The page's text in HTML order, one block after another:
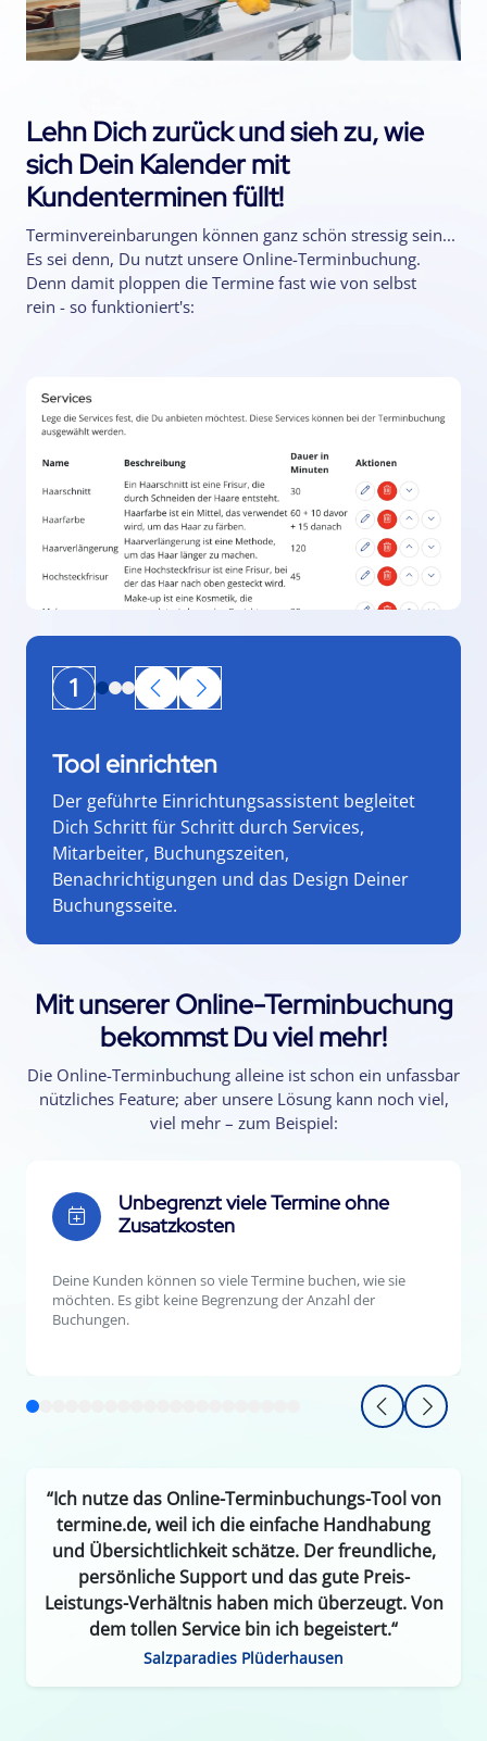
Lehn Dich zurück und sieh zu, wie
sich Dein Kalender mit
Kundenterminen füllt!
Terminvereinbarungen können ganz schön stressig sein...
Es sei denn, Du nutzt unsere Online-Terminbuchung.
Denn damit ploppen die Termine fast wie von selbst
rein - so funktioniert's:
1
Tool einrichten
Der geführte Einrichtungsassistent begleitet
Dich Schritt für Schritt durch Services,
Mitarbeiter, Buchungszeiten,
Benachrichtigungen und das Design Deiner
Buchungsseite.
Mit unserer Online-Terminbuchung
bekommst Du viel mehr!
Die Online-Terminbuchung alleine ist schon ein unfassbar
nützliches Feature; aber unsere Lösung kann noch viel,
viel mehr – zum Beispiel:
Unbegrenzt viele Termine ohne
Zusatzkosten
Deine Kunden können so viele Termine buchen, wie sie
möchten. Es gibt keine Begrenzung der Anzahl der
Buchungen.
“Ich nutze das Online-Terminbuchungs-Tool von
termine.de, weil ich die einfache Handhabung
und Übersichtlichkeit schätze. Der freundliche,
persönliche Support und das gute Preis-
Leistungs-Verhältnis haben mich überzeugt. Von
dem tollen Service bin ich begeistert.“
Salzparadies Plüderhausen